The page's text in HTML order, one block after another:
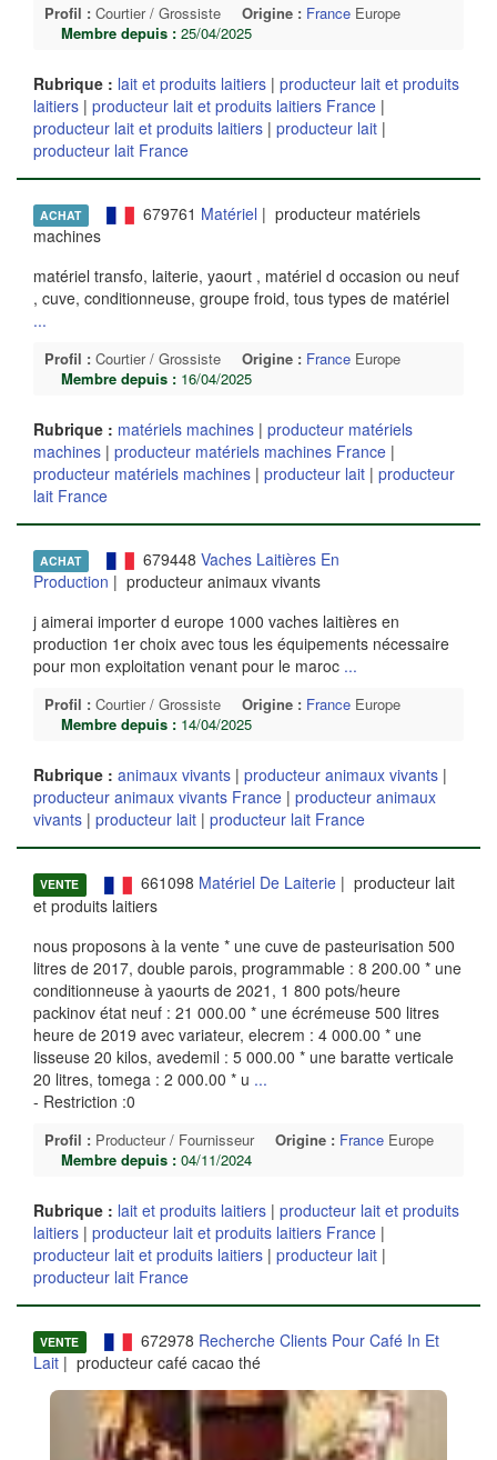
Profil : Courtier / Grossiste Origine : France Europe
Membre depuis : 25/04/2025
Rubrique : lait et produits laitiers | producteur lait et produits
laitiers | producteur lait et produits laitiers France |
producteur lait et produits laitiers | producteur lait |
producteur lait France
ACHAT 679761 Matériel | producteur matériels
machines
matériel transfo, laiterie, yaourt , matériel d occasion ou neuf
, cuve, conditionneuse, groupe froid, tous types de matériel
...
Profil : Courtier / Grossiste Origine : France Europe
Membre depuis : 16/04/2025
Rubrique : matériels machines | producteur matériels
machines | producteur matériels machines France |
producteur matériels machines | producteur lait | producteur
lait France
ACHAT 679448 Vaches Laitières En
Production | producteur animaux vivants
j aimerai importer d europe 1000 vaches laitières en
production 1er choix avec tous les équipements nécessaire
pour mon exploitation venant pour le maroc ...
Profil : Courtier / Grossiste Origine : France Europe
Membre depuis : 14/04/2025
Rubrique : animaux vivants | producteur animaux vivants |
producteur animaux vivants France | producteur animaux
vivants | producteur lait | producteur lait France
VENTE 661098 Matériel De Laiterie| producteur lait
et produits laitiers
nous proposons à la vente * une cuve de pasteurisation 500
litres de 2017, double parois, programmable : 8 200.00 * une
conditionneuse à yaourts de 2021, 1 800 pots/heure
packinov état neuf : 21 000.00 * une écrémeuse 500 litres
heure de 2019 avec variateur, elecrem : 4 000.00 * une
lisseuse 20 kilos, avedemil : 5 000.00 * une baratte verticale
20 litres, tomega : 2 000.00 * u ...
- Restriction :0
Profil : Producteur / Fournisseur Origine : France Europe
Membre depuis : 04/11/2024
Rubrique : lait et produits laitiers | producteur lait et produits
laitiers | producteur lait et produits laitiers France |
producteur lait et produits laitiers | producteur lait |
producteur lait France
VENTE 672978 Recherche Clients Pour Café In Et
Lait | producteur café cacao thé